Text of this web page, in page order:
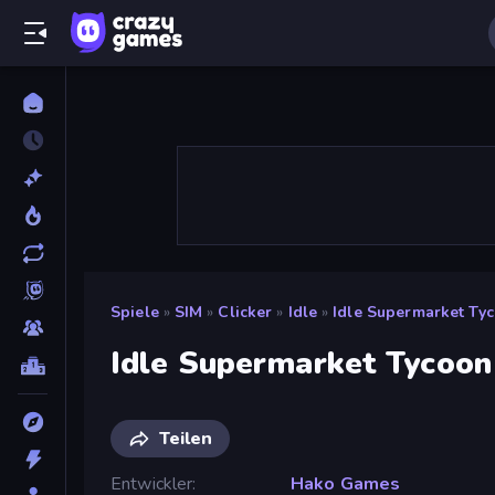
Spiele » SIM » Clicker » Idle » Idle Supermarket
Idle Supermarket Tycoon
Teilen
Entwickler
Hako Games